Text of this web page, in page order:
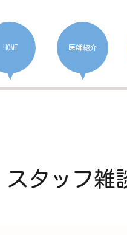
HOME 医師紹介
スタッフ雑